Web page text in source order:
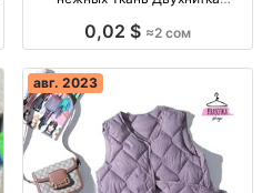
Kyrgyzstan
0,02 $ ≈2 сом
авг. 2023